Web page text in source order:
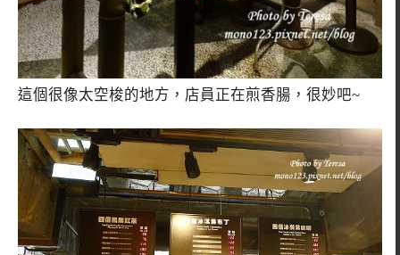
這個很像太空梭的地方，店員正在煎香腸，很妙吧~